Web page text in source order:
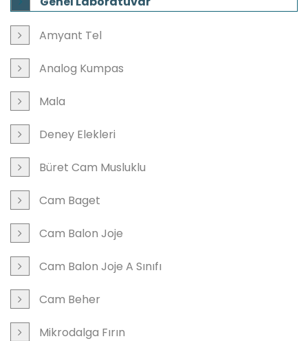
Amyant Tel
Analog Kumpas
Mala
Deney Elekleri
Büret Cam Musluklu
Cam Baget
Cam Balon Joje
Cam Balon Joje A Sınıfı
Cam Beher
Mikrodalga Fırın